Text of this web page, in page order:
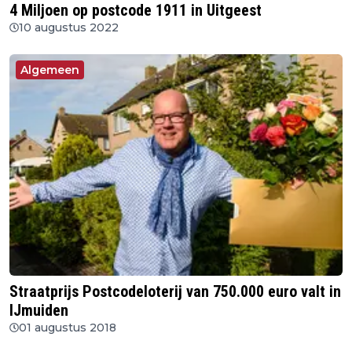
4 Miljoen op postcode 1911 in Uitgeest
10 augustus 2022
Algemeen
Straatprijs Postcodeloterij van 750.000 euro valt in
IJmuiden
01 augustus 2018